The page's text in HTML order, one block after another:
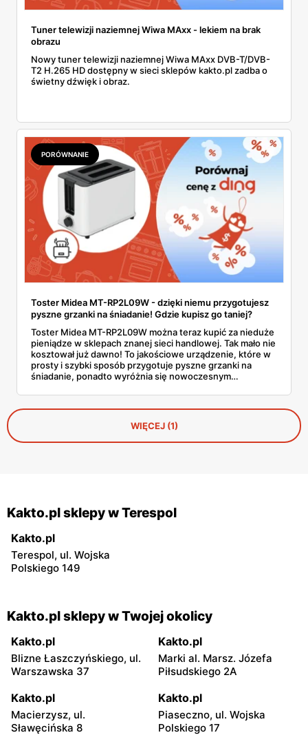
Tuner telewizji naziemnej Wiwa MAxx - lekiem na brak
obrazu
Nowy tuner telewizji naziemnej Wiwa MAxx DVB-T/DVB-
T2 H.265 HD dostępny w sieci sklepów kakto.pl zadba o
świetny dźwięk i obraz.
PORÓWNANIE
Toster Midea MT-RP2L09W - dzięki niemu przygotujesz
pyszne grzanki na śniadanie! Gdzie kupisz go taniej?
Toster Midea MT-RP2L09W można teraz kupić za nieduże
pieniądze w sklepach znanej sieci handlowej. Tak mało nie
kosztował już dawno! To jakościowe urządzenie, które w
prosty i szybki sposób przygotuje pyszne grzanki na
śniadanie, ponadto wyróżnia się nowoczesnym
jak wypadł w naszym porównaniu z innymi modelami.
WIĘCEJ (1)
Kakto.pl sklepy w Terespol
Kakto.pl
Terespol, ul. Wojska
Polskiego 149
Kakto.pl sklepy w Twojej okolicy
Kakto.pl
Blizne Łaszczyńskiego, ul.
Warszawska 37
Kakto.pl
Marki al. Marsz. Józefa
Piłsudskiego 2A
Kakto.pl
Macierzysz, ul.
Sławęcińska 8
Kakto.pl
Piaseczno, ul. Wojska
Polskiego 17